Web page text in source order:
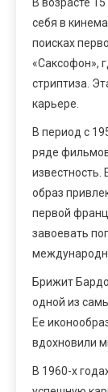
себя в
поисках
«Саксофон»,
стриптиза.
карьере.
В период с
ряде
известность.
образ
первой
завоевать
Брижит
одной из
Ее
вдохновили
В 1960-х